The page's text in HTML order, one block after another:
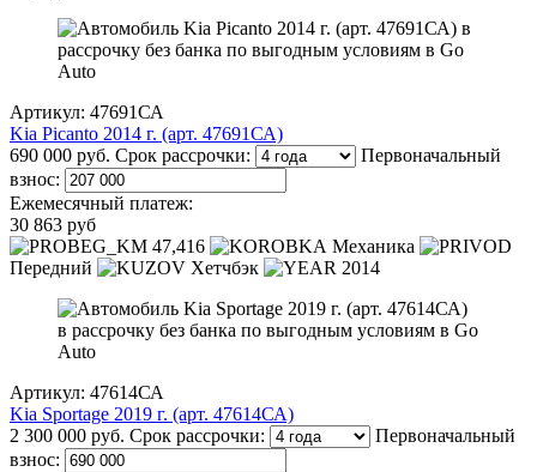
Артикул: 47691СА
Kia Picanto 2014 г. (арт. 47691СА)
690 000 руб. Срок рассрочки:
Первоначальный
взнос:
Ежемесячный платеж:
30 863 руб
47,416
Механика
Передний
Хетчбэк 2014
Артикул: 47614СА
Kia Sportage 2019 г. (арт. 47614СА)
2 300 000 руб. Срок рассрочки:
Первоначальный
взнос: